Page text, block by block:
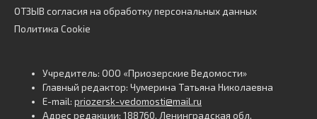
ОТЗЫВ согласия на обработку персональных данных
Политика Cookie
Учредитель: ООО «Приозерские Ведомости»
Главный редактор: Чумерина Татьяна Николаевна
E-mail: priozersk-vedomosti@mail.ru
Адрес редакции: 188760, Ленинградская обл,